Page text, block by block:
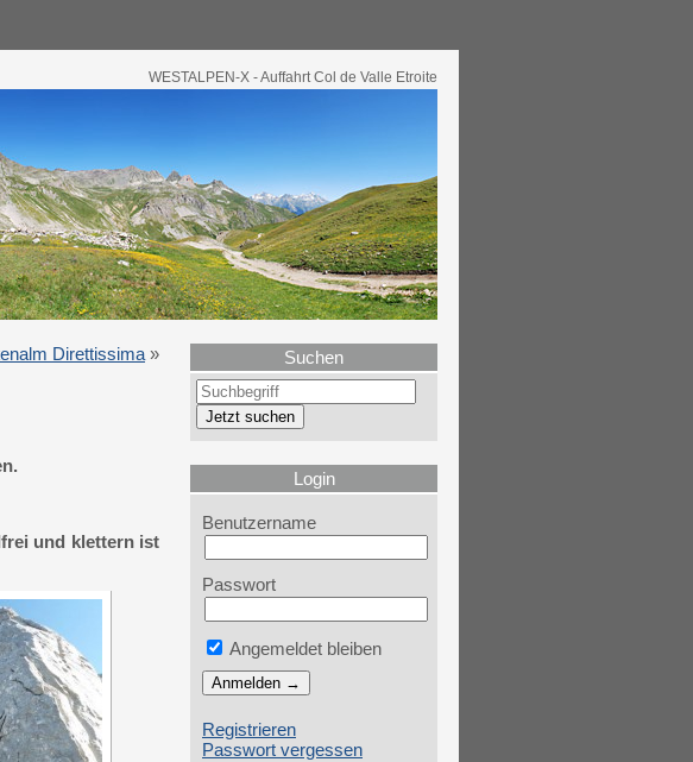
WESTALPEN-X - Auffahrt Col de Valle Etroite
Direttissima »
und klettern ist
Suchen
Login
Benutzername
Passwort
Angemeldet bleiben
Registrieren
Passwort vergessen